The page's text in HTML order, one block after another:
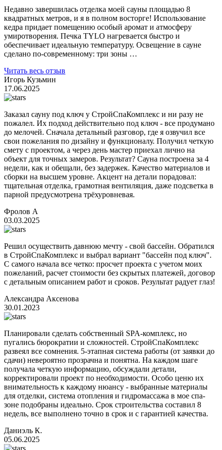
Недавно завершилась отделка моей сауны площадью 8
квадратных метров, и я в полном восторге! Использование
кедра придает помещению особый аромат и атмосферу
умиротворения. Печка TYLO нагревается быстро и
обеспечивает идеальную температуру. Освещение в сауне
сделано по-современному: три зоны …
Читать весь отзыв
Игорь Кузьмин
17.06.2025
Заказал сауну под ключ у СтройСпаКомплекс и ни разу не
пожалел. Их подход действительно под ключ - все продумано
до мелочей. Сначала детальный разговор, где я озвучил все
свои пожелания по дизайну и функционалу. Получил четкую
смету с проектом, а через день мастер приехал лично на
объект для точных замеров. Результат? Сауна построена за 4
недели, как и обещали, без задержек. Качество материалов и
сборки на высшем уровне. Акцент на детали порадовал:
тщательная отделка, грамотная вентиляция, даже подсветка в
парной предусмотрена трёхуровневая.
Фролов А
03.03.2025
Решил осуществить давнюю мечту - свой бассейн. Обратился
в СтройСпаКомплекс и выбрал вариант "бассейн под ключ".
С самого начала все четко: просчет проекта с учетом моих
пожеланий, расчет стоимости без скрытых платежей, договор
с детальным описанием работ и сроков. Результат радует глаз!
Александра Аксенова
30.01.2023
Планировали сделать собственный SPA-комплекс, но
пугались бюрократии и сложностей. СтройСпаКомплекс
развеял все сомнения. 5-этапная система работы (от заявки до
сдачи) невероятно прозрачна и понятна. На каждом шаге
получала четкую информацию, обсуждали детали,
корректировали проект по необходимости. Особо ценю их
внимательность к каждому нюансу - выбранные материалы
для отделки, система отопления и гидромассажа в мое спа-
зоне подобраны идеально. Срок строительства составил 8
недель, все выполнено точно в срок и с гарантией качества.
Даниэль К.
05.06.2025